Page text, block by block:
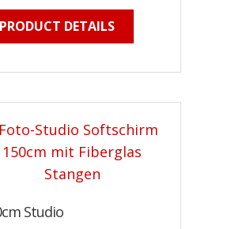
PRODUCT DETAILS
Studio